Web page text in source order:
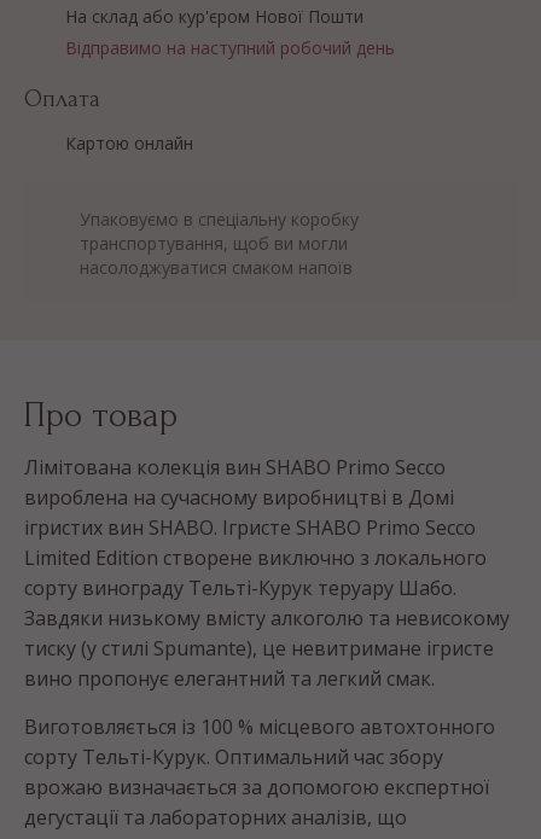
На склад або кур'єром Нової Пошти
Відправимо на наступний робочий день
Оплата
Картою онлайн
Упаковуємо в спеціальну коробку
транспортування, щоб ви могли
насолоджуватися смаком напоїв
Про товар
Лімітована колекція вин SHABO Primo Secco
вироблена на сучасному виробництві в Домі
ігристих вин SHABO. Ігристе SHABO Primo Secco
Limited Edition створене виключно з локального
сорту винограду Тельті-Курук теруару Шабо.
Завдяки низькому вмісту алкоголю та невисокому
тиску (у стилі Spumante), це невитримане ігристе
вино пропонує елегантний та легкий смак.
Виготовляється із 100 % місцевого автохтонного
сорту Тельті-Курук. Оптимальний час збору
врожаю визначається за допомогою експертної
дегустації та лабораторних аналізів, що